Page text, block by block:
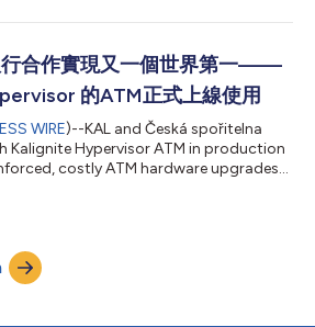
於各種規模和複雜度的網路。 邁入第3個
，今日的金融機構現在可以利用KAL的解
，包括端到端交易處理、支援銀行卡機構
於業務層面，KTH可降低成本，提供優越
在市場中表現出有別於同業的特色，加強
主機軟體，可長期使用並不斷進化升級
擬伺服器上的低成本硬體環境中運作，協
本。它和KAL的K3A應用程式和KTC管理
行合作實現又一個世界第一——
的ATM正式上線使用
WIRE)--KAL and Česká spořitelna
Kalignite Hypervisor ATM in production
costly ATM hardware upgrades...